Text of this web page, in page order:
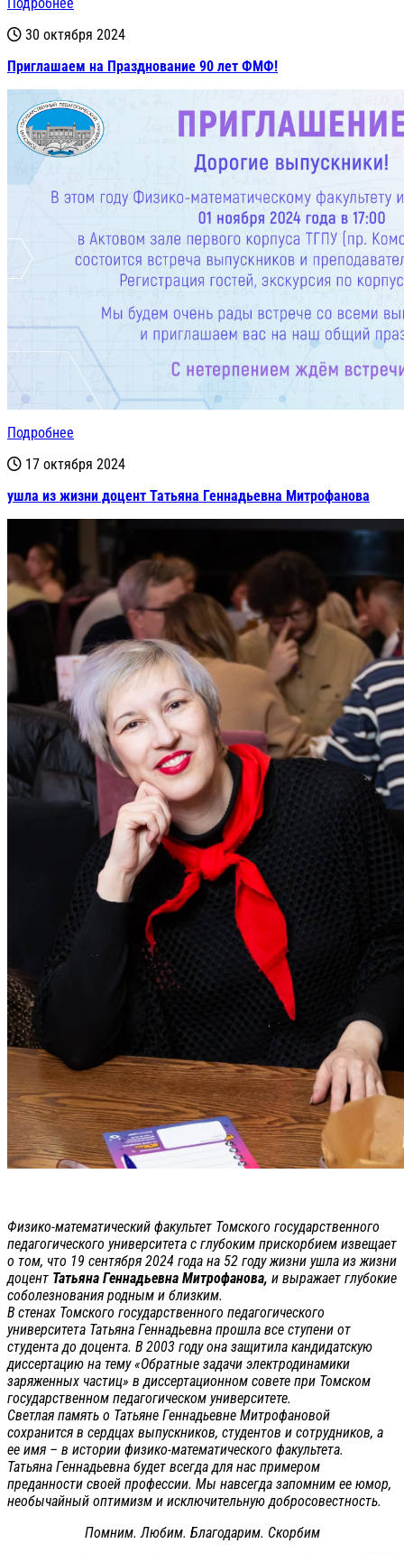
30 октября 2024
Приглашаем на Празднование 90 лет ФМФ!
Подробнее
17 октября 2024
ушла из жизни доцент Татьяна Геннадьевна Митрофанова
Физико-математический факультет Томского государственного
педагогического университета с глубоким прискорбием извещает
о том, что 19 сентября 2024 года на 52 году жизни ушла из жизни
доцент Татьяна Геннадьевна Митрофанова, и выражает глубокие
соболезнования родным и близким.
В стенах Томского государственного педагогического
университета Татьяна Геннадьевна прошла все ступени от
студента до доцента. В 2003 году она защитила кандидатскую
диссертацию на тему «Обратные задачи электродинамики
заряженных частиц» в диссертационном совете при Томском
государственном педагогическом университете.
Светлая память о Татьяне Геннадьевне Митрофановой
сохранится в сердцах выпускников, студентов и сотрудников, а
ее имя – в истории физико-математического факультета.
Татьяна Геннадьевна будет всегда для нас примером
преданности своей профессии. Мы навсегда запомним ее юмор,
необычайный оптимизм и исключительную добросовестность.
Помним. Любим. Благодарим. Скорбим